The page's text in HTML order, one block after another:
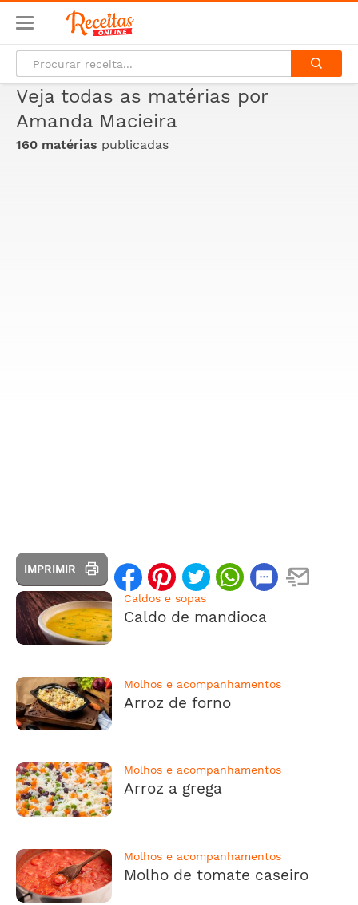
Veja todas as matérias por
Amanda Macieira
160 matérias publicadas
IMPRIMIR
Caldos e sopas
Caldo de mandioca
Molhos e acompanhamentos
Arroz de forno
Molhos e acompanhamentos
Arroz a grega
Molhos e acompanhamentos
Molho de tomate caseiro